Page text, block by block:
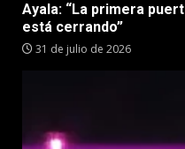
Ayala: “La primera
está cerrando”
31 de julio de 2026